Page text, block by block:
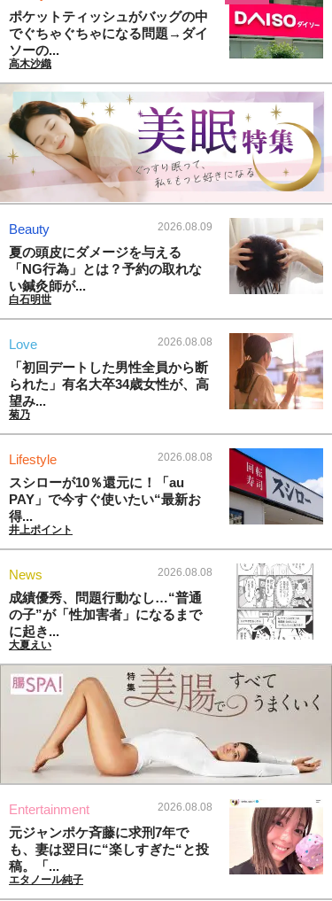
ポケットティッシュがバッグの中
でぐちゃぐちゃになる問題→ダイ
ソーの...
高木沙織
Beauty 2026.08.09
夏の頭皮にダメージを与える
「NG行為」とは？予約の取れな
い鍼灸師が...
白石明世
Love 2026.08.08
「初回デートした男性全員から断
られた」有名大卒34歳女性が、高
望み...
菊乃
Lifestyle 2026.08.08
スシローが10％還元に！「au
PAY」で今すぐ使いたい“最新お
得...
井上ポイント
News 2026.08.08
成績優秀、問題行動なし…“普通
の子”が「性加害者」になるまで
に起き...
大夏えい
Entertainment 2026.08.08
元ジャンポケ斉藤に求刑7年で
も、妻は翌日に“楽しすぎた“と投
稿。「...
エタノール純子